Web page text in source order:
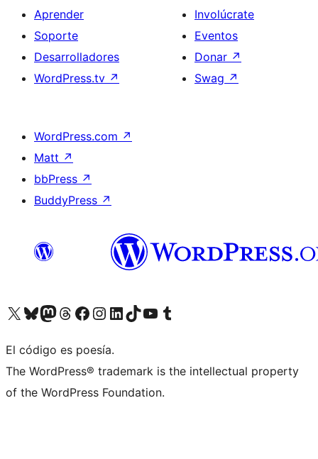
Aprender
Soporte
Desarrolladores
WordPress.tv ↗
Involúcrate
Eventos
Donar ↗
Swag ↗
WordPress.com ↗
Matt ↗
bbPress ↗
BuddyPress ↗
Visita nuestra cuenta de X (anteriormente Twitter)
Visita nuestra cuenta de Bluesky
Visita nuestra cuenta de Mastodon
Visita nuestra cuenta de Threads
Visita nuestra página de Facebook
Visita nuestra cuenta de Instagram
Visita nuestra cuenta de LinkedIn
Visita nuestra cuenta de TikTok
Visita nuestro canal de YouTube
Visita nuestra cuenta de Tumblr
El código es poesía.
The WordPress® trademark is the intellectual property
of the WordPress Foundation.